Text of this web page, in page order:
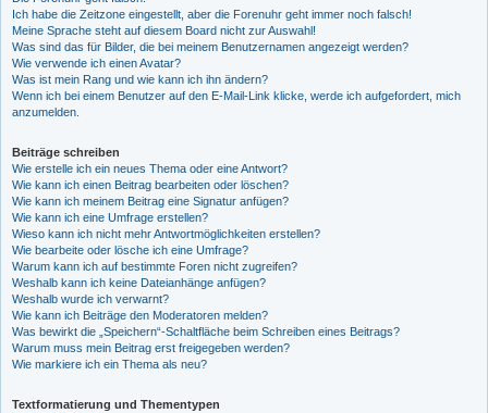
Ich habe die Zeitzone eingestellt, aber die Forenuhr geht immer noch falsch!
Meine Sprache steht auf diesem Board nicht zur Auswahl!
Was sind das für Bilder, die bei meinem Benutzernamen angezeigt werden?
Wie verwende ich einen Avatar?
Was ist mein Rang und wie kann ich ihn ändern?
Wenn ich bei einem Benutzer auf den E-Mail-Link klicke, werde ich aufgefordert, mich
anzumelden.
Beiträge schreiben
Wie erstelle ich ein neues Thema oder eine Antwort?
Wie kann ich einen Beitrag bearbeiten oder löschen?
Wie kann ich meinem Beitrag eine Signatur anfügen?
Wie kann ich eine Umfrage erstellen?
Wieso kann ich nicht mehr Antwortmöglichkeiten erstellen?
Wie bearbeite oder lösche ich eine Umfrage?
Warum kann ich auf bestimmte Foren nicht zugreifen?
Weshalb kann ich keine Dateianhänge anfügen?
Weshalb wurde ich verwarnt?
Wie kann ich Beiträge den Moderatoren melden?
Was bewirkt die „Speichern“-Schaltfläche beim Schreiben eines Beitrags?
Warum muss mein Beitrag erst freigegeben werden?
Wie markiere ich ein Thema als neu?
Textformatierung und Thementypen